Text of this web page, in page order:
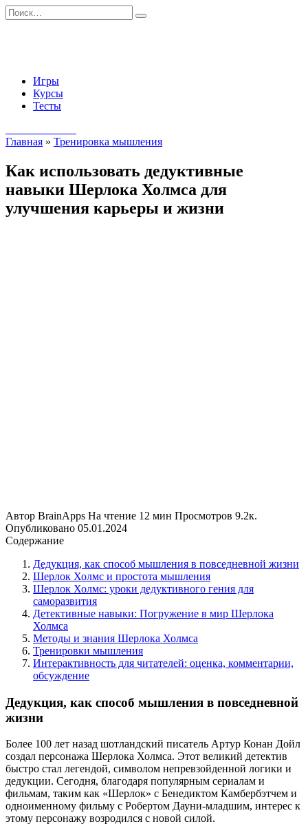
Перейти
к
Search
for:
Игры
Курсы
Тесты
Главная » Тренировка мышления
Как использовать дедуктивные
навыки Шерлока Холмса для
улучшения карьеры и жизни
Автор BrainApps На чтение 12 мин Просмотров 9.2к.
Опубликовано 05.01.2024
Содержание
Дедукция, как способ мышления в повседневной жизни
Шерлок Холмс и простота мышления
Шерлок Холмс: уроки дедуктивного гения для
саморазвития
Детективные навыки: Погружение в мир Шерлока
Холмса
Методы и знания Шерлока Холмса
Тренировки мышления
Интерактивность для читателей: оценка, комментарии,
обсуждение
Дедукция, как способ мышления в повседневной
жизни
Более 100 лет назад шотландский писатель Артур Конан Дойл
создал персонажа Шерлока Холмса. Этот великий детектив
быстро стал легендой, символом непревзойденной логики и
дедукции. Сегодня, благодаря популярным сериалам и
фильмам, таким как «Шерлок» с Бенедиктом Камбербэтчем и
одноименному фильму с Робертом Дауни-младшим, интерес к
этому персонажу возродился с новой силой.